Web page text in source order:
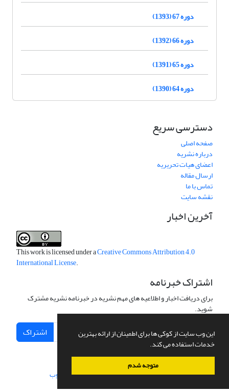
این وب سایت از کوکی ها برای اطمینان از ارائه بهترین
خدمات استفاده می کند.
متوجه شدم
دوره 67 (1393)
دوره 66 (1392)
دوره 65 (1391)
دوره 64 (1390)
دسترسی سریع
صفحه اصلی
درباره نشریه
اعضای هیات تحریریه
ارسال مقاله
تماس با ما
نقشه سایت
آخرین اخبار
This work is licensed under aCreative Commons Attribution 4.0
International License.
اشتراک خبرنامه
برای دریافت اخبار و اطلاعیه های مهم نشریه در خبرنامه نشریه مشترک
شوید.
اشتراک
سامانه مدیریت نشریات علمی.طراحی و پیاده سازی از سیناوب